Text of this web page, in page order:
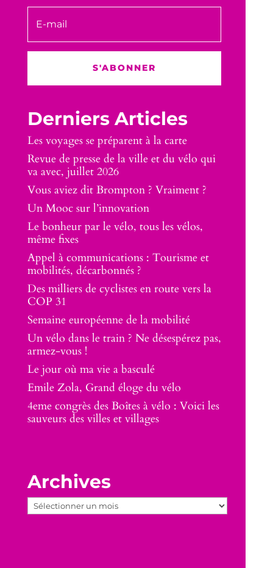
S'ABONNER
Derniers Articles
Les voyages se préparent à la carte
Revue de presse de la ville et du vélo qui
va avec, juillet 2026
Vous aviez dit Brompton ? Vraiment ?
Un Mooc sur l’innovation
Le bonheur par le vélo, tous les vélos,
même fixes
Appel à communications : Tourisme et
mobilités, décarbonnés ?
Des milliers de cyclistes en route vers la
COP 31
Semaine européenne de la mobilité
Un vélo dans le train ? Ne désespérez pas,
armez-vous !
Le jour où ma vie a basculé
Emile Zola, Grand éloge du vélo
4eme congrès des Boîtes à vélo : Voici les
sauveurs des villes et villages
Archives
Archives